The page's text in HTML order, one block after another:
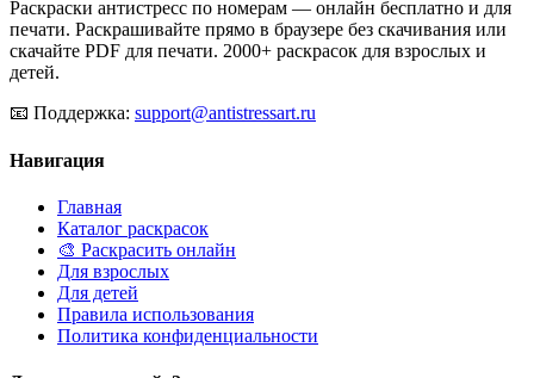
Раскраски антистресс по номерам — онлайн бесплатно и для
печати. Раскрашивайте прямо в браузере без скачивания или
скачайте PDF для печати. 2000+ раскрасок для взрослых и
детей.
📧 Поддержка: support@antistressart.ru
Навигация
Главная
Каталог раскрасок
🎨 Раскрасить онлайн
Для взрослых
Для детей
Правила использования
Политика конфиденциальности